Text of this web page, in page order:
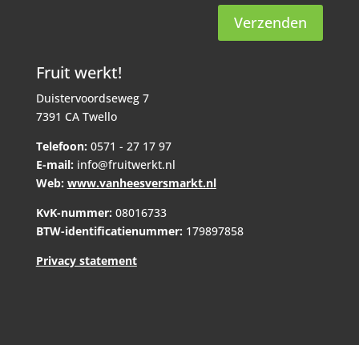
Verzenden
Fruit werkt!
Duistervoordseweg 7
7391 CA Twello
Telefoon: 0571 - 27 17 97
E-mail: info@fruitwerkt.nl
Web: www.vanheesversmarkt.nl
KvK-nummer: 08016733
BTW-identificatienummer: 179897858
Privacy statement